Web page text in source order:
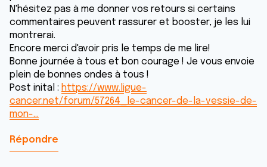
N'hésitez pas à me donner vos retours si certains
commentaires peuvent rassurer et booster, je les lui
montrerai.
Encore merci d'avoir pris le temps de me lire!
Bonne journée à tous et bon courage ! Je vous envoie
plein de bonnes ondes à tous !
Post inital : https://www.ligue-
cancer.net/forum/57264_le-cancer-de-la-vessie-de-
mon-…
Répondre